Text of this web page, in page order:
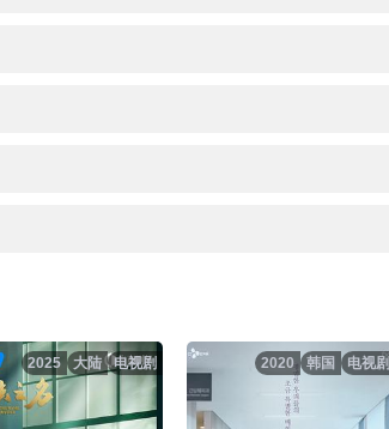
电视剧
大陆
2025 电视剧
韩国
2020